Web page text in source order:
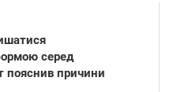
серед
пояснив причини